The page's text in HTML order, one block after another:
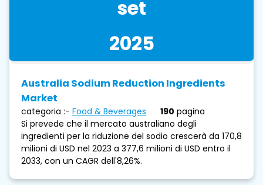
set
2025
Australia Sodium Reduction Ingredients
Market
categoria :- Food & Beverages 190 pagina
Si prevede che il mercato australiano degli
ingredienti per la riduzione del sodio crescerà da 170,8
milioni di USD nel 2023 a 377,6 milioni di USD entro il
2033, con un CAGR dell'8,26%.